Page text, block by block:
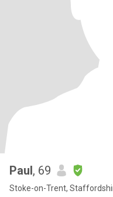
Paul, 69
Stoke-on-Trent,